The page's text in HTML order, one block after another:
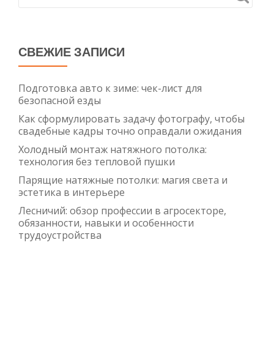
СВЕЖИЕ ЗАПИСИ
Подготовка авто к зиме: чек-лист для
безопасной езды
Как сформулировать задачу фотографу, чтобы
свадебные кадры точно оправдали ожидания
Холодный монтаж натяжного потолка:
технология без тепловой пушки
Парящие натяжные потолки: магия света и
эстетика в интерьере
Лесничий: обзор профессии в агросекторе,
обязанности, навыки и особенности
трудоустройства